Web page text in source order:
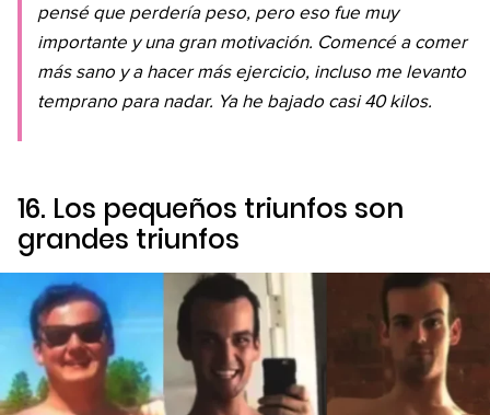
pensé que perdería peso, pero eso fue muy
importante y una gran motivación. Comencé a comer
más sano y a hacer más ejercicio, incluso me levanto
temprano para nadar. Ya he bajado casi 40 kilos.
16. Los pequeños triunfos son
grandes triunfos